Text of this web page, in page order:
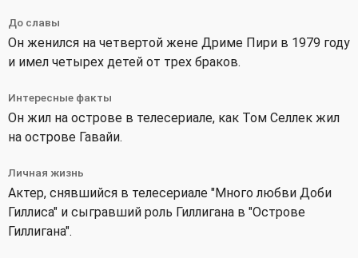
До славы
Он женился на четвертой жене Дриме Пири в 1979 году
и имел четырех детей от трех браков.
Интересные факты
Он жил на острове в телесериале, как Том Селлек жил
на острове Гавайи.
Личная жизнь
Актер, снявшийся в телесериале "Много любви Доби
Гиллиса" и сыгравший роль Гиллигана в "Острове
Гиллигана".